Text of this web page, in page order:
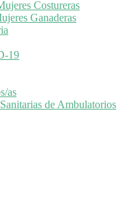
Costureras
Ganaderas
19
as
de Ambulatorios